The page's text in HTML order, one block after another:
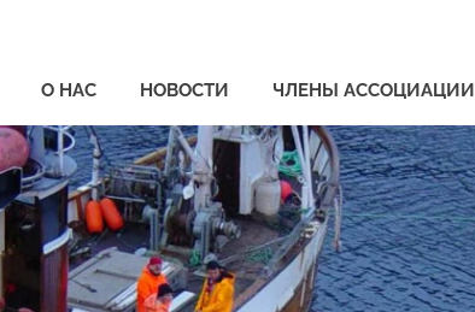
О НАС НОВОСТИ ЧЛЕНЫ АССОЦИАЦИИ